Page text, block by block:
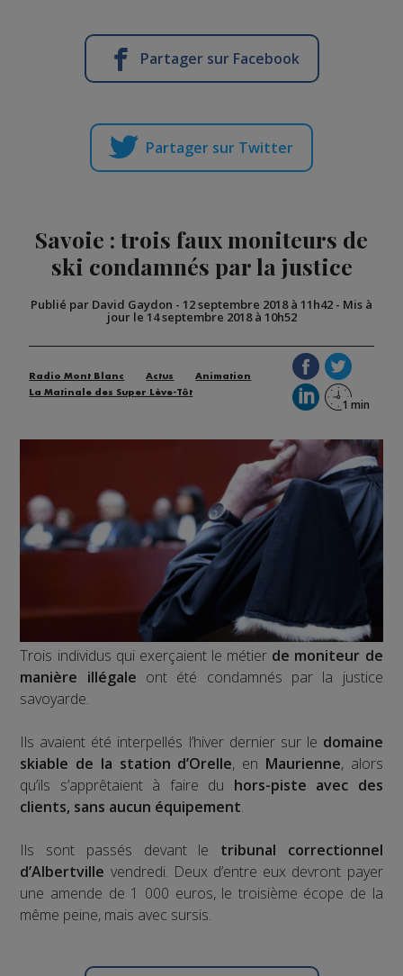
Partager sur Facebook
Partager sur Twitter
Savoie : trois faux moniteurs de
ski condamnés par la justice
Publié par David Gaydon - 12 septembre 2018 à 11h42 - Mis à
jour le 14 septembre 2018 à 10h52
Radio Mont Blanc Actus
Animation
La Matinale des Super Lève-Tôt
Trois individus qui exerçaient le métier de moniteur de
manière illégale ont été condamnés par la justice
savoyarde.
Ils avaient été interpellés l’hiver dernier sur le domaine
skiable de la station d’Orelle, en Maurienne, alors
qu’ils s’apprêtaient à faire du hors-piste avec des
clients, sans aucun équipement.
Ils sont passés devant le tribunal correctionnel
d’Albertville vendredi. Deux d’entre eux devront payer
une amende de 1 000 euros, le troisième écope de la
même peine, mais avec sursis.